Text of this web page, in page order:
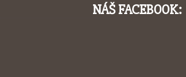
NÁŠ FACEBOOK: